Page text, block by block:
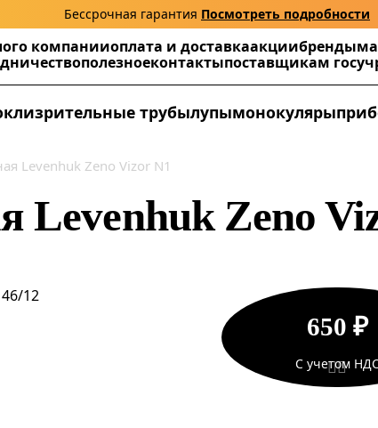
Бессрочная гарантия Посмотреть подробности
о компанииоплата и доставкаакциибренды
полезноеконтактыпоставщикам
зрительные трубылупымонокуляры
Levenhuk Zeno Vizor N1
Levenhuk Zeno
650 ₽
С учетом
12